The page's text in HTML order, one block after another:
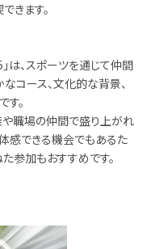
きます。
は、スポーツを通じて仲間
コース、文化的な背景、
。
や職場の仲間で盛り上がれ
感できる機会でもあるた
参加もおすすめです。